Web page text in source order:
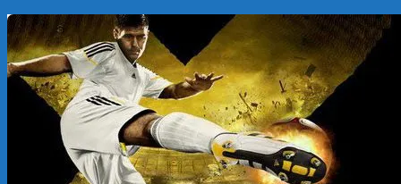
Перейти
к
содержимому